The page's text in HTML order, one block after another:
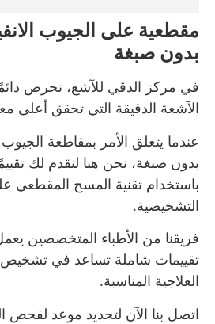
مقطعية على الجيوب
بدون صبغة
في مركز الدقي للآشع، نحرص
الآشعة الدقيقة التي تحقق أعلى
عندما يتعلق الأمر بمقاطعة الجيوب
بدون صبغة، نحن هنا لنقدم لك
باستخدام تقنية المسح المقطعي
التشخيصية.
فريقنا من الأطباء المتخصصين
تقييمات شاملة تساعد في تشخيص
العلاجية المناسبة.
اتصل بنا الآن لتحديد موعد لفحص